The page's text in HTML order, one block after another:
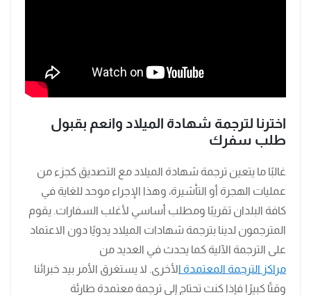
اخترنا لترجمة شهادة الميلاد وانعم بقبول
طلب سفرك
غالبًا ما يتعين ترجمة شهادة الميلاد مع التصديق كجزء من
عمليات الهجرة أو التأشيرة، وهذا الإجراء موحد للغاية في
كافة البلدان تقريبًا ومطلب أساسي لأغلب السفارات. يقوم
المترجمون لدينا بترجمة شهادات الميلاد يدويًا دون الاعتماد
على الترجمة الآلية كما يحدث في العديد من
مراكز الترجمة المعتمدة الأخرى. لا يستغرق الأمر بيد خبرائنا
وقتًا كبيرًا فإذا كنت تحتاج إلى ترجمة معتمدة طارئة